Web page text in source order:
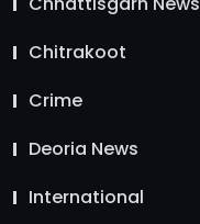
Chitrakoot
Crime
Deoria News
International